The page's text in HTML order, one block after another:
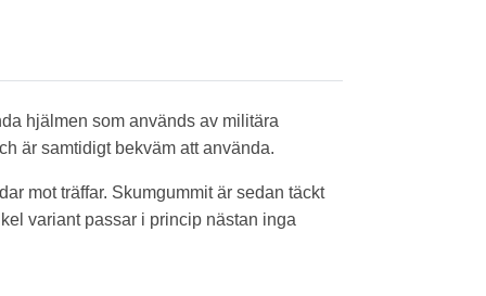
hjälmen som används av militära
är samtidigt bekväm att använda.
mot träffar. Skumgummit är sedan täckt
variant passar i princip nästan inga